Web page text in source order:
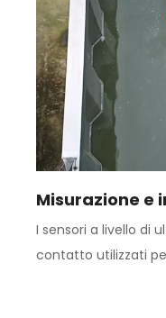
I sensori a livello di
contatto utilizzati